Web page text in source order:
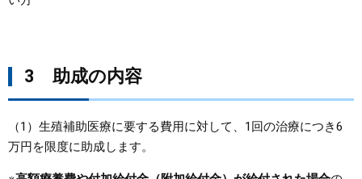
3 助成の内容
（1）生殖補助医療に要する費用に対して、1回の治療につき6
万円を限度に助成します。